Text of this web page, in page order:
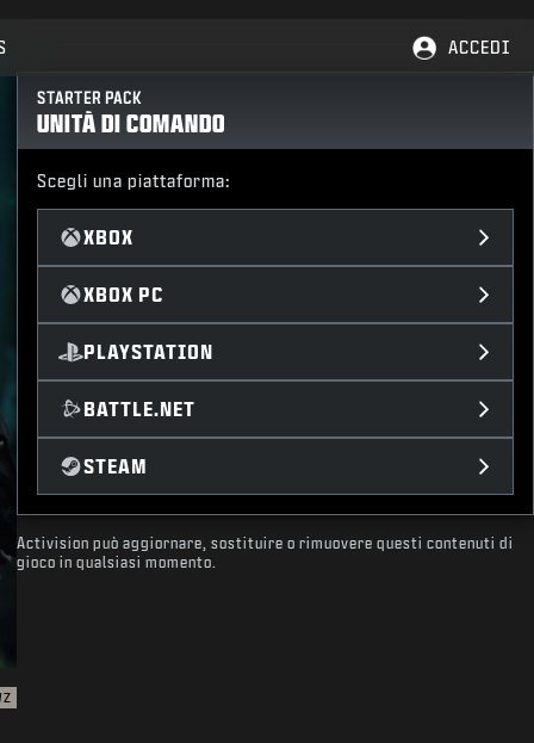
ACCEDI
STARTER PACK
UNITÀ DI COMANDO
Scegli una piattaforma:
XBOX
XBOX PC
PLAYSTATION
BATTLE.NET
STEAM
Activision può aggiornare, sostituire o rimuovere questi contenuti di
gioco in qualsiasi momento.